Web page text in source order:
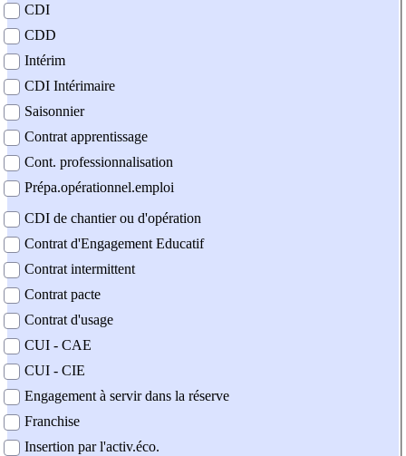
contrat
CDI
CDD
Intérim
CDI Intérimaire
Saisonnier
Contrat apprentissage
Cont. professionnalisation
Prépa.opérationnel.emploi
CDI de chantier ou d'opération
Contrat d'Engagement Educatif
Contrat intermittent
Contrat pacte
Contrat d'usage
CUI - CAE
CUI - CIE
Engagement à servir dans la réserve
Franchise
Insertion par l'activ.éco.